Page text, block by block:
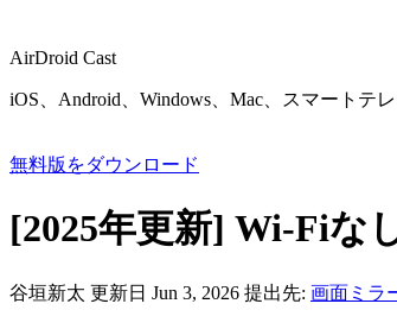
AirDroid Cast
iOS、Android、Windows、Mac、スマートテ
無料版をダウンロード
[2025年更新] Wi-Fiな
谷垣新太 更新日 Jun 3, 2026 提出先: 画面ミラ